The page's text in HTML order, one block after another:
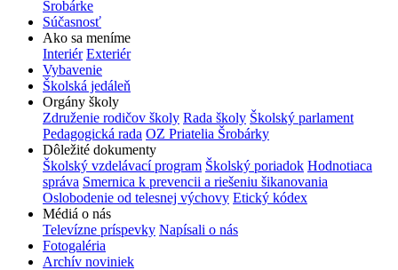
Šrobárke
Súčasnosť
Ako sa meníme
Interiér Exteriér
Vybavenie
Školská jedáleň
Orgány školy
Združenie rodičov školy Rada školy Školský parlament
Pedagogická rada OZ Priatelia Šrobárky
Dôležité dokumenty
Školský vzdelávací program Školský poriadok Hodnotiaca
správa Smernica k prevencii a riešeniu šikanovania
Oslobodenie od telesnej výchovy Etický kódex
Médiá o nás
Televízne príspevky Napísali o nás
Fotogaléria
Archív noviniek